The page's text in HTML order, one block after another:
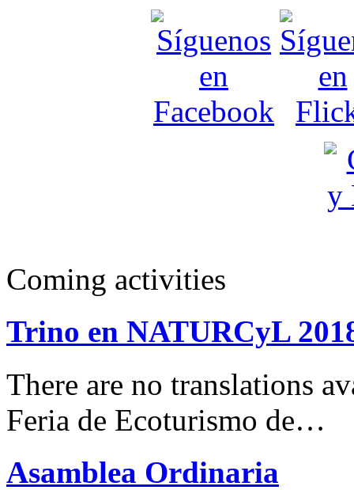
Coming activities
Trino en NATURCyL
There are no translations
Feria de Ecoturismo de…
Asamblea Ordinaria